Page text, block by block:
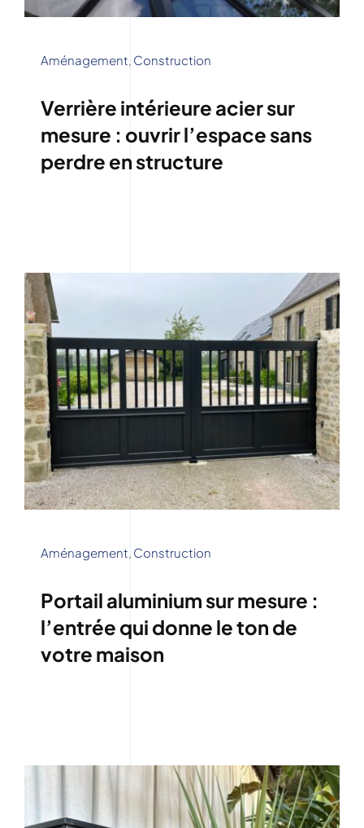
Aménagement Construction
Verrière intérieure acier sur
mesure : ouvrir l’espace sans
perdre en structure
Aménagement Construction
Portail aluminium sur mesure :
l’entrée qui donne le ton de
votre maison